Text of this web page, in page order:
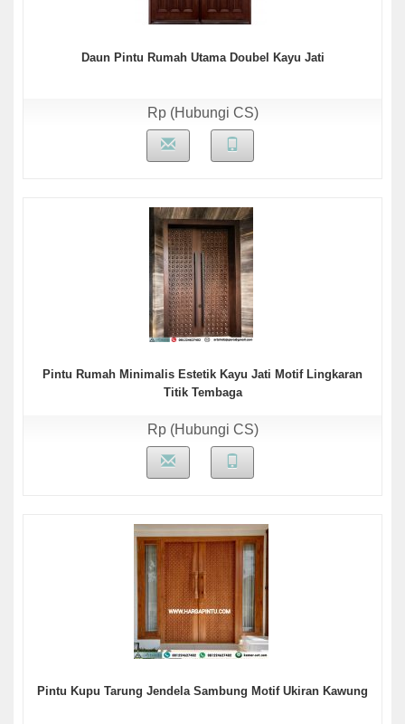
Daun Pintu Rumah Utama Doubel Kayu Jati
Rp (Hubungi CS)
Pintu Rumah Minimalis Estetik Kayu Jati Motif Lingkaran
Titik Tembaga
Rp (Hubungi CS)
Pintu Kupu Tarung Jendela Sambung Motif Ukiran Kawung